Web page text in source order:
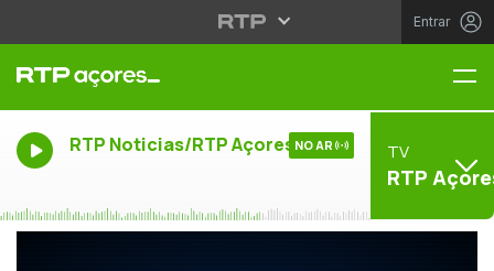
Entrar
RTP Noticias/RTP Açores NO AR TV
RTP